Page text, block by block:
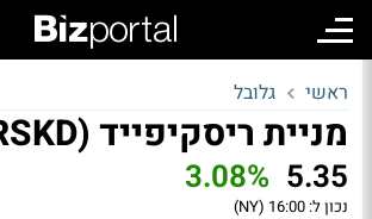
ראשי גלובל
מניית ריסקיפייד (RSKD)
5.35
3.08%
נכון ל: 16:00 (NY)